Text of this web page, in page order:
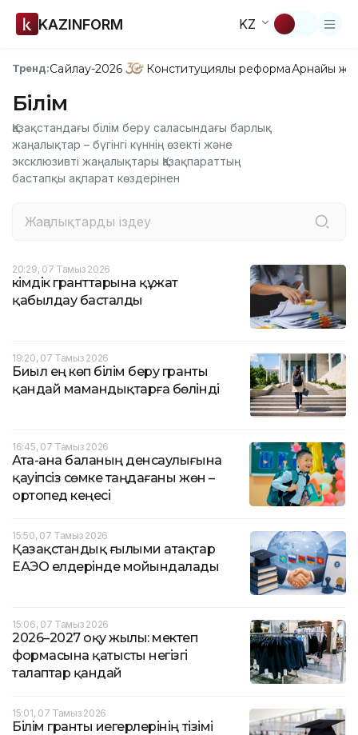
KAZINFORM KZ
Тренд:Сайлау-2026 Конституциялық реформаАрнайы
Білім
Қазақстандағы білім беру саласындағы барлық
жаңалықтар – бүгінгі күннің өзекті және
эксклюзивті жаңалықтары Қазақпараттың
бастапқы ақпарат көздерінен
20:29, 07 Тамыз 2026
Әкімдік гранттарына құжат
қабылдау басталды
19:20, 07 Тамыз 2026
Биыл ең көп білім беру гранты
қандай мамандықтарға бөлінді
16:45, 07 Тамыз 2026
Ата-ана баланың денсаулығына
қауіпсіз сөмке таңдағаны жөн –
ортопед кеңесі
15:50, 07 Тамыз 2026
Қазақстандық ғылыми атақтар
ЕАЭО елдерінде мойындалады
15:06, 07 Тамыз 2026
2026–2027 оқу жылы: мектеп
формасына қатысты негізгі
талаптар қандай
15:01, 07 Тамыз 2026
Білім гранты иегерлерінің тізімі